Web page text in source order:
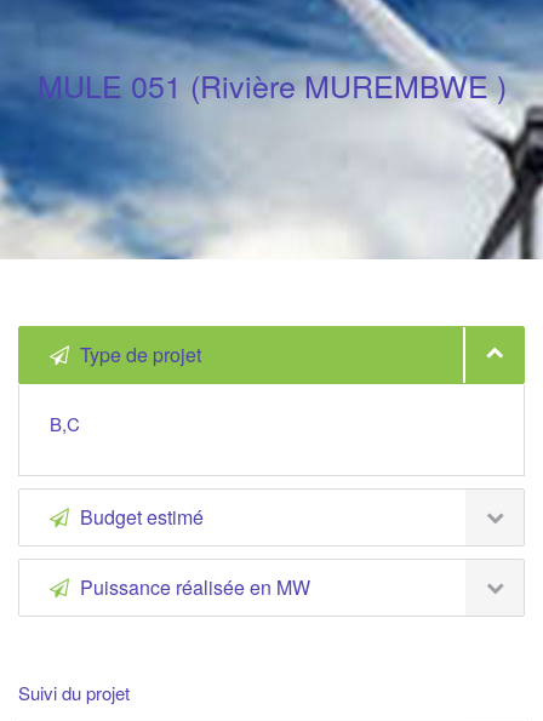
MULE 051 (Rivière MUREMBWE )
Type de projet
B,C
Budget estimé
Puissance réalisée en MW
Suivi du projet